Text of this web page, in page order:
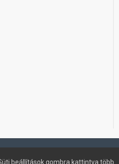
beállítások gombra kattintva több